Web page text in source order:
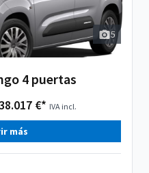
5
4 puertas
€* IVA incl.
más